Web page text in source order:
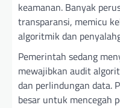
keamanan. Banyak
transparansi, memicu
algoritmik dan
Pemerintah sedang
mewajibkan audit
dan perlindungan data.
besar untuk mencegah